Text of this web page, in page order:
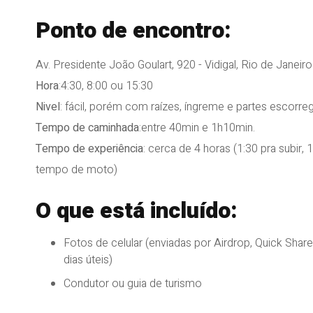
Ponto de encontro:
Av. Presidente João Goulart, 920 - Vidigal, Rio de
Hora:4:30, 8:00 ou 15:30
Nivel: fácil, porém com raízes, íngreme e partes
Tempo de caminhada:entre 40min e 1h10min.
Tempo de experiência: cerca de 4 horas (1:30 pra
tempo de moto)
O que está incluído:
Fotos de celular (enviadas por Airdrop, Quick
dias úteis)
Condutor ou guia de turismo